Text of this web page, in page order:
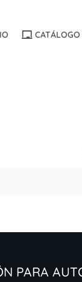
para